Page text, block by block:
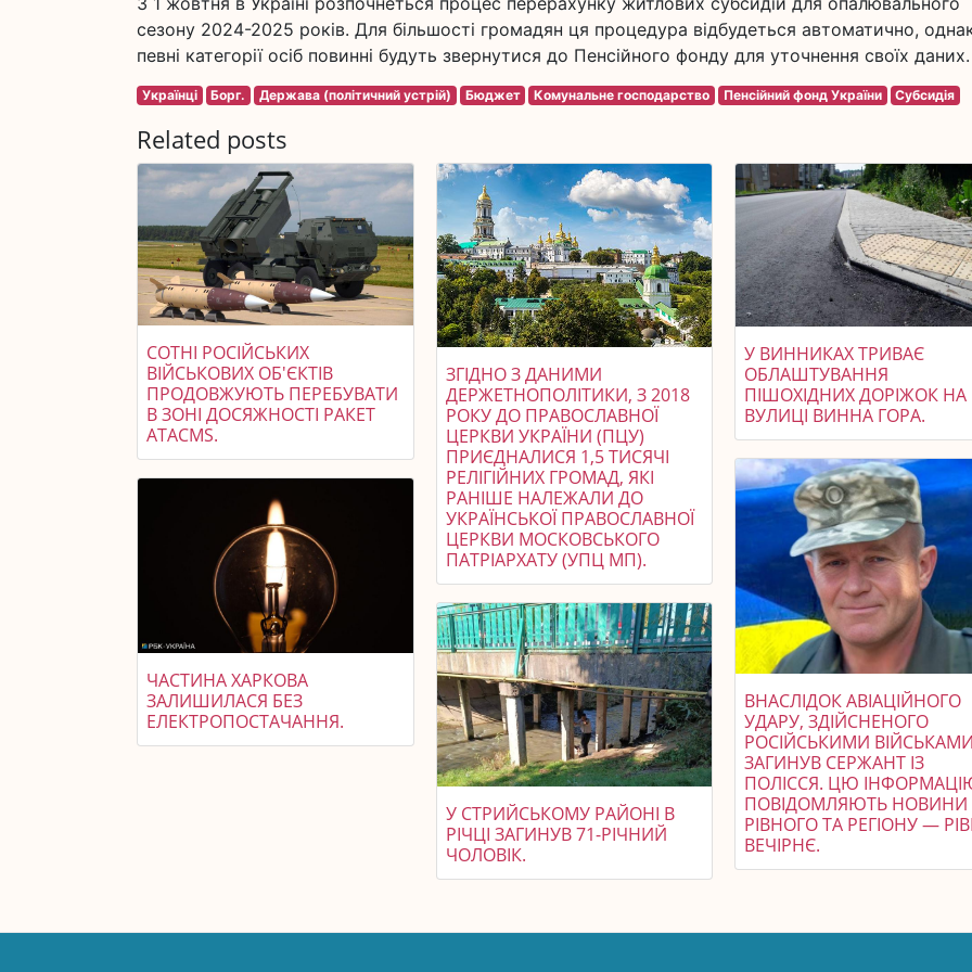
сезону 2024-2025 років. Для більшості громадян ця процедура відбудеться автоматично,
певні категорії осіб повинні будуть звернутися до Пенсійного фонду для уточнення своїх даних.
Українці Борг. Держава (політичний устрій) Бюджет Комунальне господарство Пенсійний фонд України Субсидія
Related posts
СОТНІ РОСІЙСЬКИХ
ВІЙСЬКОВИХ ОБ'ЄКТІВ
ПРОДОВЖУЮТЬ ПЕРЕБУВАТИ
В ЗОНІ ДОСЯЖНОСТІ РАКЕТ
ATACMS.
ЧАСТИНА ХАРКОВА
ЗАЛИШИЛАСЯ БЕЗ
ЕЛЕКТРОПОСТАЧАННЯ.
ЗГІДНО З ДАНИМИ
ДЕРЖЕТНОПОЛІТИКИ, З 2018
РОКУ ДО ПРАВОСЛАВНОЇ
ЦЕРКВИ УКРАЇНИ (ПЦУ)
ПРИЄДНАЛИСЯ 1,5 ТИСЯЧІ
РЕЛІГІЙНИХ ГРОМАД, ЯКІ
РАНІШЕ НАЛЕЖАЛИ ДО
УКРАЇНСЬКОЇ ПРАВОСЛАВНОЇ
ЦЕРКВИ МОСКОВСЬКОГО
ПАТРІАРХАТУ (УПЦ МП).
У СТРИЙСЬКОМУ РАЙОНІ В
РІЧЦІ ЗАГИНУВ 71-РІЧНИЙ
ЧОЛОВІК.
У ВИННИКАХ ТРИВАЄ
ОБЛАШТУВАННЯ
ПІШОХІДНИХ ДОРІЖОК НА
ВУЛИЦІ ВИННА ГОРА.
ВНАСЛІДОК АВІАЦІЙНОГО
УДАРУ, ЗДІЙСНЕНОГО
РОСІЙСЬКИМИ
ЗАГИНУВ СЕРЖАНТ ІЗ
ПОЛІССЯ. ЦЮ
ПОВІДОМЛЯЮТЬ НОВИНИ
РІВНОГО ТА РЕГІОНУ —
ВЕЧІРНЄ.